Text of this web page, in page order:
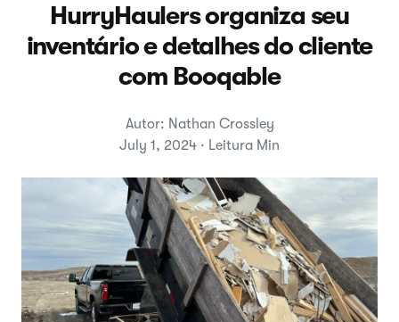
HurryHaulers organiza seu
inventário e detalhes do cliente
com Booqable
Autor: Nathan Crossley
July 1, 2024 · Leitura Min